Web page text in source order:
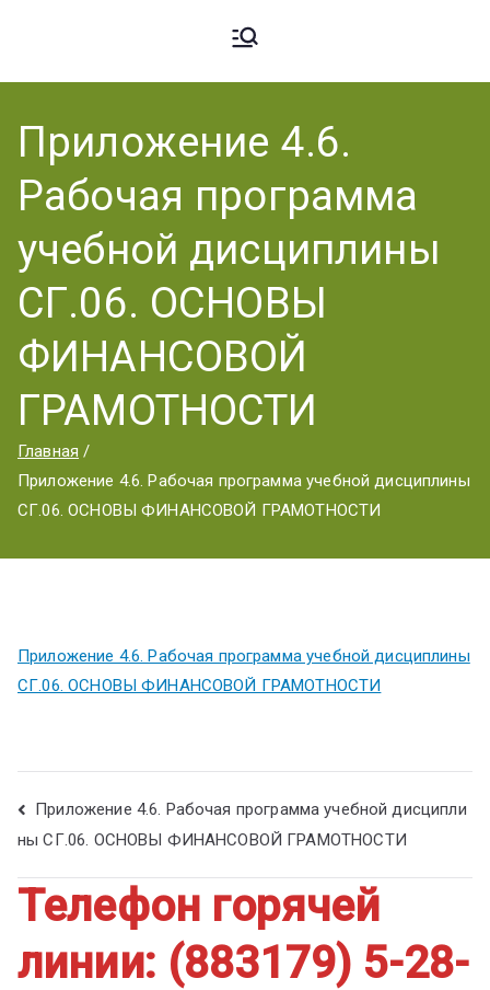
Ардато
вский
Аграрн
ый
Техник
ум
аграрный
техникум».
Приложение 4.6.
Рабочая программа
учебной дисциплины
СГ.06. ОСНОВЫ
ФИНАНСОВОЙ
ГРАМОТНОСТИ
Главная
Приложение 4.6. Рабочая программа учебной дисциплины
СГ.06. ОСНОВЫ ФИНАНСОВОЙ ГРАМОТНОСТИ
Приложение 4.6. Рабочая программа учебной дисциплины
СГ.06. ОСНОВЫ ФИНАНСОВОЙ ГРАМОТНОСТИ
Приложение 4.6. Рабочая программа учебной дисципли
ны СГ.06. ОСНОВЫ ФИНАНСОВОЙ ГРАМОТНОСТИ
Телефон горячей
линии: (883179) 5-28-